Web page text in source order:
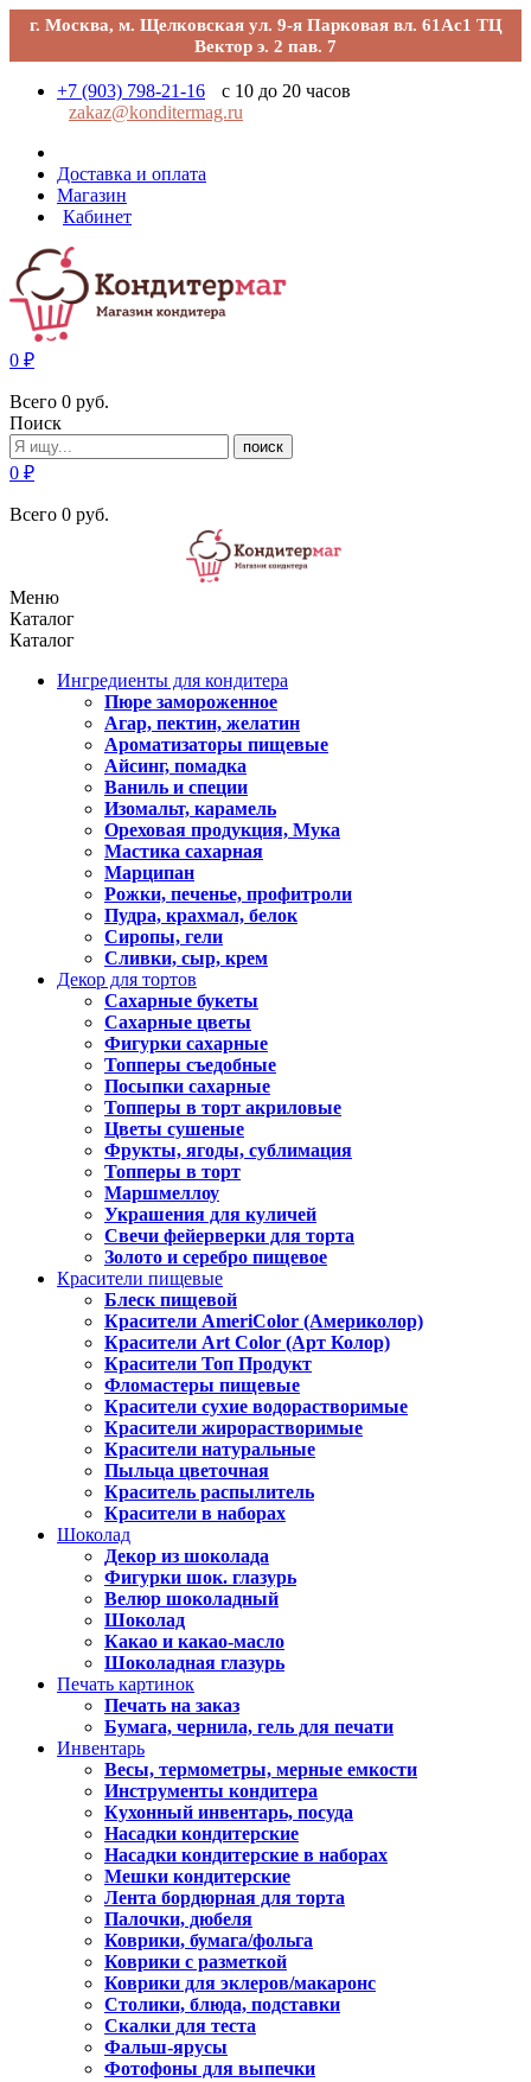
г. Москва, м. Щелковская ул. 9-я Парковая вл. 61Ас1 ТЦ
Вектор э. 2 пав. 7
+7 (903) 798-21-16
с 10 до 20 часов
zakaz@konditermag.ru
Доставка и оплата
Магазин
Кабинет
0 ₽
Всего 0 руб.
Поиск
поиск
0 ₽
Всего 0 руб.
Меню
Каталог
Каталог
Ингредиенты для кондитера
Пюре замороженное
Агар, пектин, желатин
Ароматизаторы пищевые
Айсинг, помадка
Ваниль и специи
Изомальт, карамель
Ореховая продукция, Мука
Мастика сахарная
Марципан
Рожки, печенье, профитроли
Пудра, крахмал, белок
Сиропы, гели
Сливки, сыр, крем
Декор для тортов
Сахарные букеты
Сахарные цветы
Фигурки сахарные
Топперы съедобные
Посыпки сахарные
Топперы в торт акриловые
Цветы сушеные
Фрукты, ягоды, сублимация
Топперы в торт
Маршмеллоу
Украшения для куличей
Свечи фейерверки для торта
Золото и серебро пищевое
Красители пищевые
Блеск пищевой
Красители AmeriColor (Америколор)
Красители Art Color (Арт Колор)
Красители Топ Продукт
Фломастеры пищевые
Красители сухие водорастворимые
Красители жирорастворимые
Красители натуральные
Пыльца цветочная
Краситель распылитель
Красители в наборах
Шоколад
Декор из шоколада
Фигурки шок. глазурь
Велюр шоколадный
Шоколад
Какао и какао-масло
Шоколадная глазурь
Печать картинок
Печать на заказ
Бумага, чернила, гель для печати
Инвентарь
Весы, термометры, мерные емкости
Инструменты кондитера
Кухонный инвентарь, посуда
Насадки кондитерские
Насадки кондитерские в наборах
Мешки кондитерские
Лента бордюрная для торта
Палочки, дюбеля
Коврики, бумага/фольга
Коврики с разметкой
Коврики для эклеров/макаронс
Столики, блюда, подставки
Скалки для теста
Фальш-ярусы
Фотофоны для выпечки